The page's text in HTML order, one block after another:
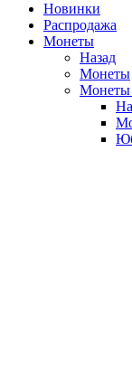
Новинки
Распродажа
Монеты
Назад
Монеты
Монеты